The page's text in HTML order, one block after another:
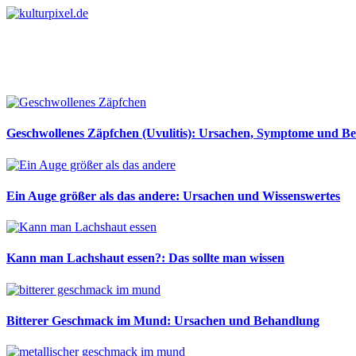
Geschwollenes Zäpfchen (Uvulitis): Ursachen, Symptome und
Ein Auge größer als das andere: Ursachen und Wissenswertes
Kann man Lachshaut essen?: Das sollte man wissen
Bitterer Geschmack im Mund: Ursachen und Behandlung